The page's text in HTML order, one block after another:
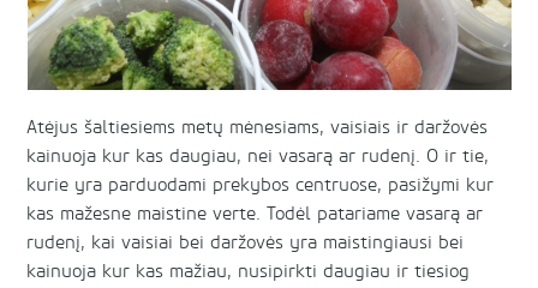
Atėjus šaltiesiems metų mėnesiams, vaisiais ir daržovės
kainuoja kur kas daugiau, nei vasarą ar rudenį. O ir tie,
kurie yra parduodami prekybos centruose, pasižymi kur
kas mažesne maistine verte. Todėl patariame vasarą ar
rudenį, kai vaisiai bei daržovės yra maistingiausi bei
kainuoja kur kas mažiau, nusipirkti daugiau ir tiesiog